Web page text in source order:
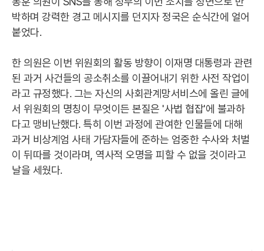
박하며 강력한 경고 메시지를 던지자 정국은 순식간에 얼어
붙었다.
한 의원은 이번 위원회의 활동 방향이 이재명 대통령과 관련
된 과거 사건들의 공소취소를 이끌어내기 위한 사전 작업이
라고 규정했다. 그는 자신의 사회관계망서비스에 올린 글에
서 위원회의 명칭이 무엇이든 본질은 '사법 협잡'에 불과하
다고 맹비난했다. 특히 이번 과정에 관여한 인물들에 대해
과거 비상계엄 사태 가담자들에 준하는 엄중한 수사와 처벌
이 뒤따를 것이라며, 역사적 오명을 피할 수 없을 것이라고
날을 세웠다.